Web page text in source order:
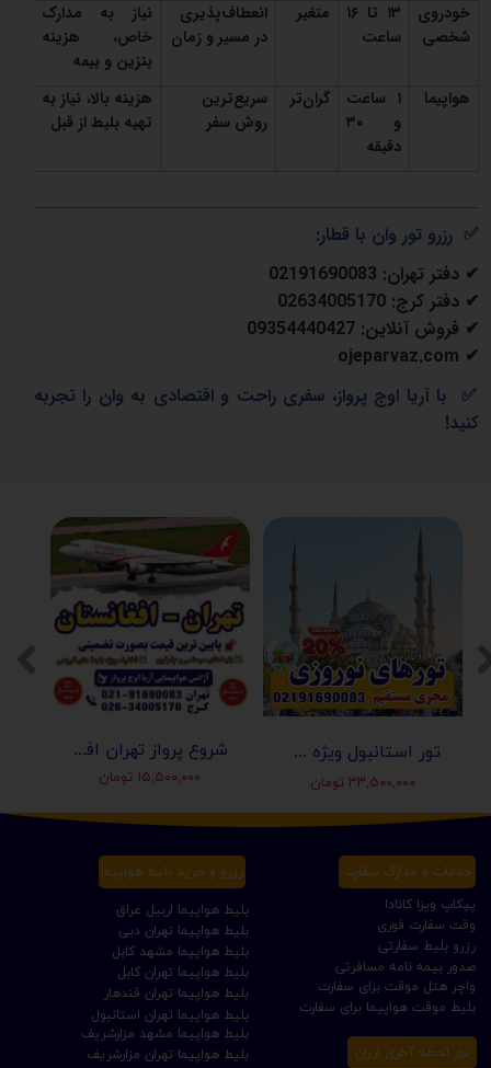
خودروی
شخصی
۱۳ تا ۱۶
ساعت
متغیر
انعطاف‌پذیری
در مسیر و زمان
نیاز به مدارک
خاص، هزینه
بنزین و بیمه
هواپیما
۱ ساعت
و ۳۰
دقیقه
گران‌تر
سریع‌ترین
روش سفر
هزینه بالا، نیاز به
تهیه بلیط از قبل
✅ رزرو تور وان با قطار:
✔ دفتر تهران: 02191690083
✔ دفتر کرج: 02634005170
✔ فروش آنلاین: 09354440427
✔ ojeparvaz.com
✅ با آریا اوج پرواز، سفری راحت و اقتصادی به وان را تجربه
کنید!
شروع پرواز تهران افغانستان (کابل-مزارشریف-هرات-قندهار)
۱۵,۵۰۰,۰۰۰ تومان
تور استانبول ویژه عید نوروز 1405 | مجری مستقیم ✈️
۳۳,۵۰۰,۰۰۰ تومان
رزرو بلیط سفارتی
پیکاپ ویزا کانادا
بلیط هواپیما تهران کابل
بلیط هواپیما تهران مزارشریف
بلیط هواپیما مشهد کابل
بلیط هواپیما تهران قندهار
بلیط هواپیما مشهد مزارشریف
بلیط موقت هواپیما برای سفارت
واچر هتل موقت برای سفارت
بلیط هواپیما تهران دبی
بلیط هواپیما تهران استانبول
بلیط هواپیما اربیل عراق
صدور بیمه نامه مسافرتی
خدمات و مدارک سفارت رزرو و خرید بلیط هواپیما
تور لحظه آخری ارزان
وقت سفارت فوری